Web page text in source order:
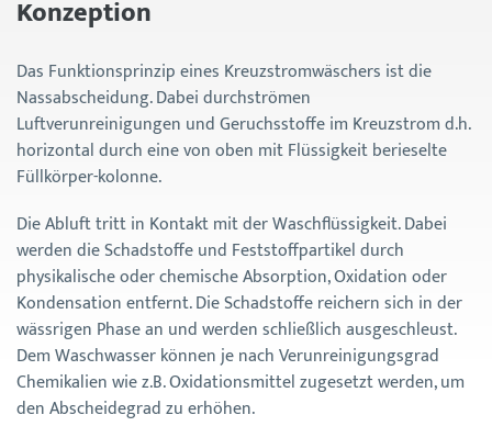
Konzeption
Das Funktionsprinzip eines Kreuzstromwäschers ist die
Nassabscheidung. Dabei durchströmen
Luftverunreinigungen und Geruchsstoffe im Kreuzstrom d.h.
horizontal durch eine von oben mit Flüssigkeit berieselte
Füllkörper-kolonne.
Die Abluft tritt in Kontakt mit der Waschflüssigkeit. Dabei
werden die Schadstoffe und Feststoffpartikel durch
physikalische oder chemische Absorption, Oxidation oder
Kondensation entfernt. Die Schadstoffe reichern sich in der
wässrigen Phase an und werden schließlich ausgeschleust.
Dem Waschwasser können je nach Verunreinigungsgrad
Chemikalien wie z.B. Oxidationsmittel zugesetzt werden, um
den Abscheidegrad zu erhöhen.